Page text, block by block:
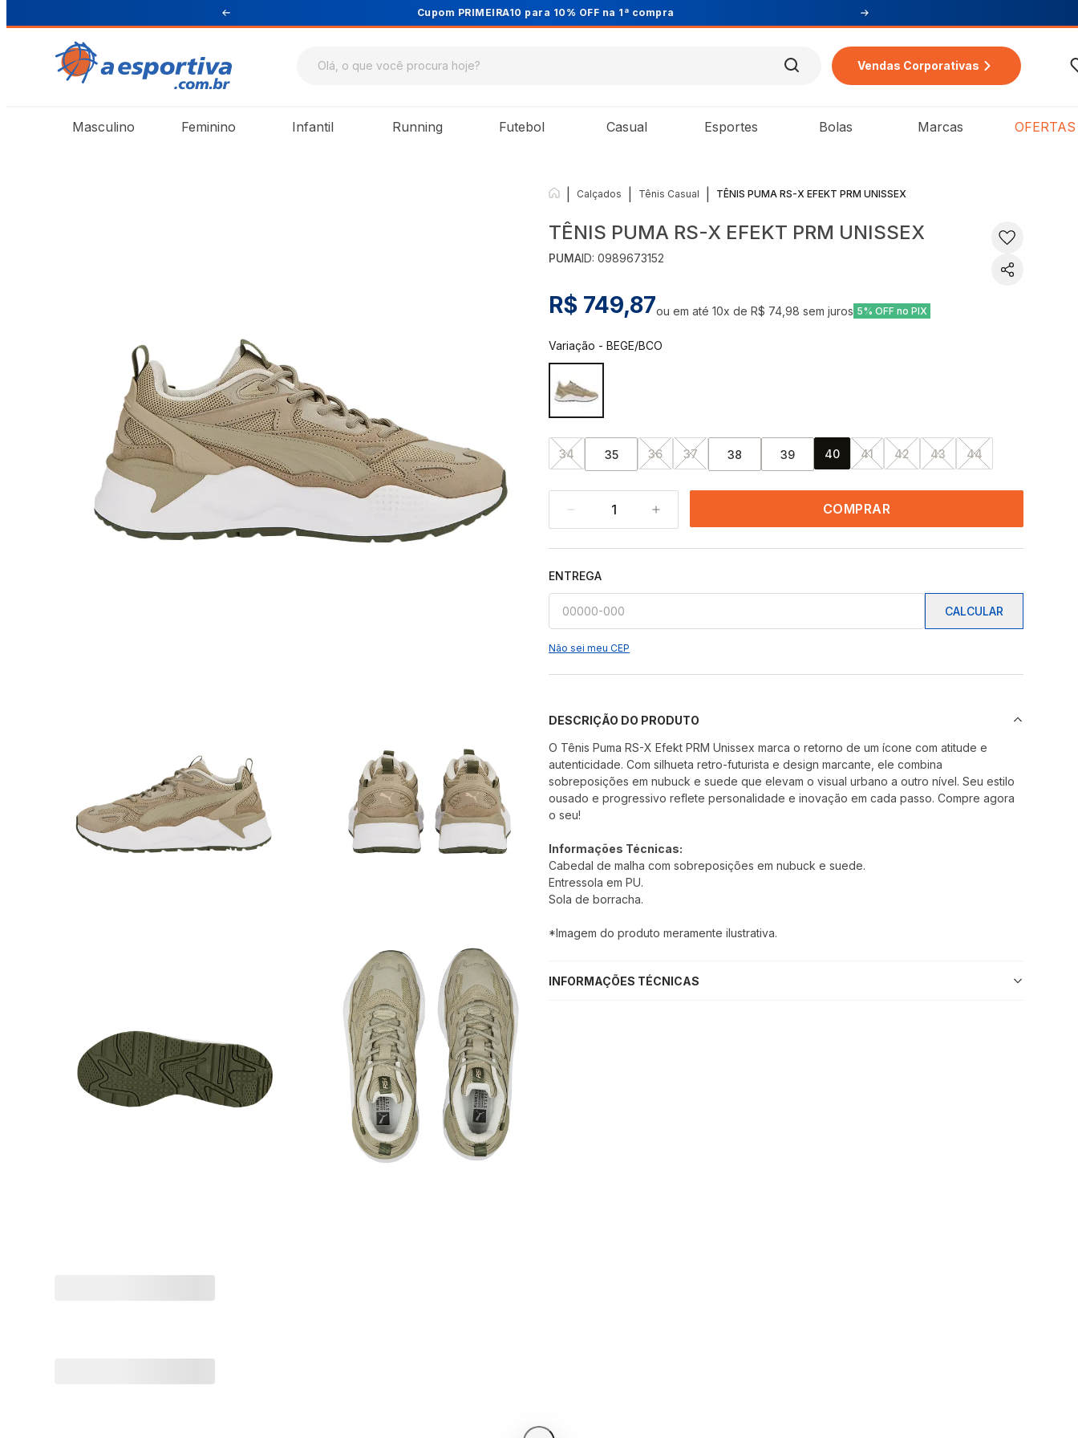
Cupom PRIMEIRA10 para 10% OFF na 1ª compra
Vendas Corporativas
Masculino Feminino Infantil Running Futebol Casual Esportes Bolas Marcas OFERTAS
Calçados Tênis Casual TÊNIS PUMA RS-X EFEKT PRM UNISSEX
TÊNIS PUMA RS-X EFEKT PRM UNISSEX
PUMAID:0989673152
R$ 749,87ou em até10x deR$ 74,98 sem juros 5% OFF no PIX
Variação -BEGE/BCO
34 35 36 37 38 39 40 41 42 43 44
1 COMPRAR
ENTREGA
CALCULAR
Não sei meu CEP
DESCRIÇÃO DO PRODUTO
O Tênis Puma RS-X Efekt PRM Unissex marca o retorno de um ícone com atitude e
autenticidade. Com silhueta retro-futurista e design marcante, ele combina
sobreposições em nubuck e suede que elevam o visual urbano a outro nível. Seu estilo
ousado e progressivo reflete personalidade e inovação em cada passo. Compre agora
o seu!
Informações Técnicas:
Cabedal de malha com sobreposições em nubuck e suede.
Entressola em PU.
Sola de borracha.
*Imagem do produto meramente ilustrativa.
INFORMAÇÕES TÉCNICAS